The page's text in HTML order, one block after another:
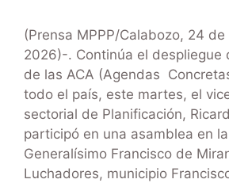
(Prensa MPPP/Calabozo, 24
2026)-. Continúa el despliegue
de las ACA (Agendas
todo el país, este martes, el
sectorial de Planificación,
participó en una asamblea en
Generalísimo Francisco de
Luchadores, municipio